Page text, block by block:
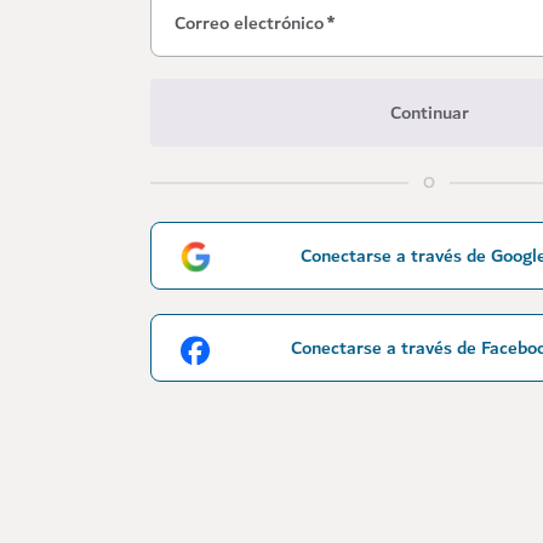
Correo electrónico*
Continuar
O
Conectarse a través de
Conectarse a través de